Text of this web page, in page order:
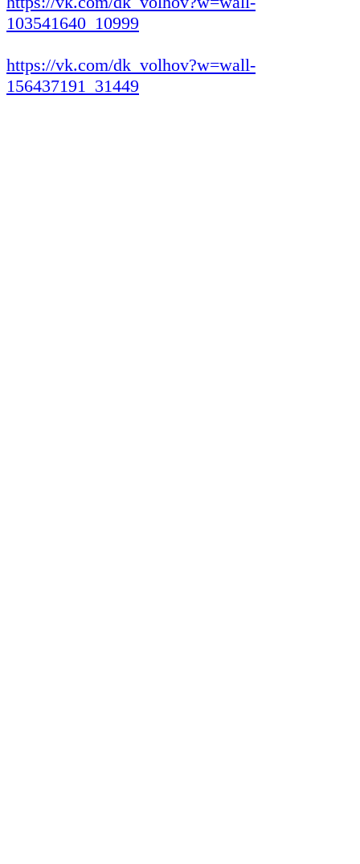
103541640_10999
https://vk.com/dk_volhov?w=wall-
156437191_31449